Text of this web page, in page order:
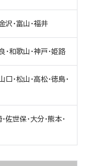
沢・富山・福井
・和歌山・神戸・姫路
口・松山・高松・徳島・
佐世保・大分・熊本・